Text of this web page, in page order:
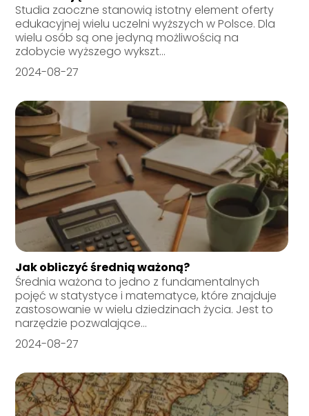
Studia zaoczne stanowią istotny element oferty
edukacyjnej wielu uczelni wyższych w Polsce. Dla
wielu osób są one jedyną możliwością na
zdobycie wyższego wykszt...
2024-08-27
Jak obliczyć średnią ważoną?
Średnia ważona to jedno z fundamentalnych
pojęć w statystyce i matematyce, które znajduje
zastosowanie w wielu dziedzinach życia. Jest to
narzędzie pozwalające...
2024-08-27